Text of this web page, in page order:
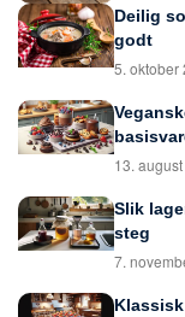
Deilig
godt
5. oktober
13.
Slik
steg
7.